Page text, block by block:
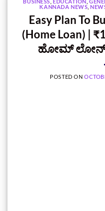
KANNADA NEWS ,
Easy Plan To
(Home Loan) |
ಹೋಮ್ ಲೋನ್‌
POSTED ON